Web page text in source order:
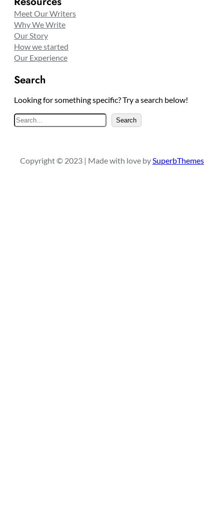
Meet Our Writers
Why We Write
Our Story
How we started
Our Experience
Search
Looking for something specific? Try a search below!
e
c
Search
Copyright © 2023 | Made with love bySuperbThemes